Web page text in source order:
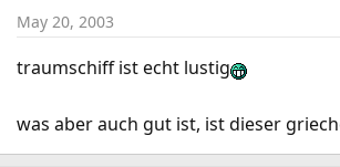
May 20, 2003
traumschiff ist echt lustig
was aber auch gut ist, ist dieser